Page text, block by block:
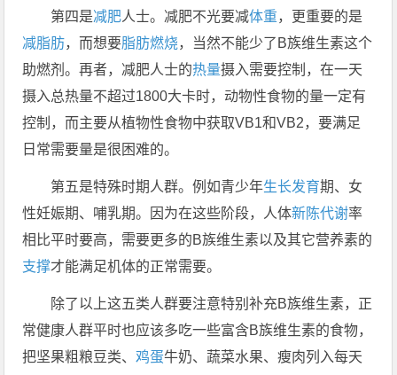
第四是减肥人士。减肥不光要减体重，更重要的是
减脂肪，而想要脂肪燃烧，当然不能少了B族维生素这个
助燃剂。再者，减肥人士的热量摄入需要控制，在一天
摄入总热量不超过1800大卡时，动物性食物的量一定有
控制，而主要从植物性食物中获取VB1和VB2，要满足
日常需要量是很困难的。
第五是特殊时期人群。例如青少年生长发育期、女
性妊娠期、哺乳期。因为在这些阶段，人体新陈代谢率
相比平时要高，需要更多的B族维生素以及其它营养素的
支撑才能满足机体的正常需要。
除了以上这五类人群要注意特别补充B族维生素，正
常健康人群平时也应该多吃一些富含B族维生素的食物，
把坚果粗粮豆类、鸡蛋牛奶、蔬菜水果、瘦肉列入每天